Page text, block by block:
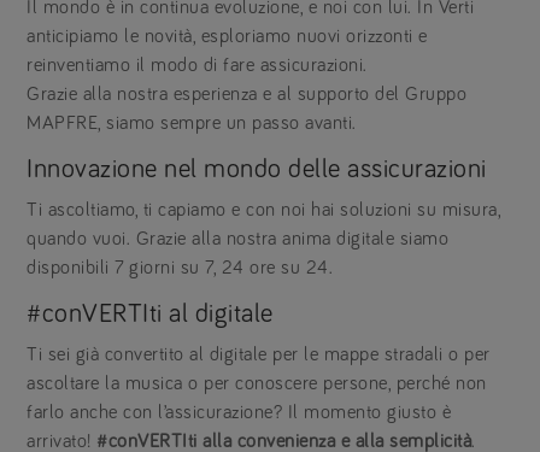
Il mondo è in continua evoluzione, e noi con lui. In Verti
anticipiamo le novità, esploriamo nuovi orizzonti e
reinventiamo il modo di fare assicurazioni.
Grazie alla nostra esperienza e al supporto del Gruppo
MAPFRE, siamo sempre un passo avanti.
Innovazione nel mondo delle assicurazioni
Ti ascoltiamo, ti capiamo e con noi hai soluzioni su misura,
quando vuoi. Grazie alla nostra anima digitale siamo
disponibili 7 giorni su 7, 24 ore su 24.
#conVERTIti al digitale
Ti sei già convertito al digitale per le mappe stradali o per
ascoltare la musica o per conoscere persone, perché non
farlo anche con l’assicurazione? Il momento giusto è
arrivato! #conVERTIti alla convenienza e alla semplicità.